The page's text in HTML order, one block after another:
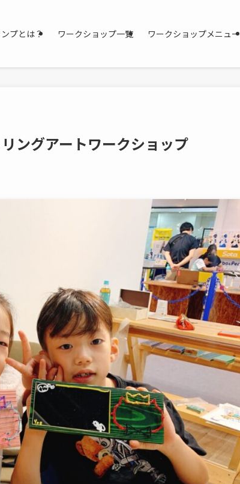
プとは？ ワークショップ一覧 ワークショップメニュー
ングアートワークショップ